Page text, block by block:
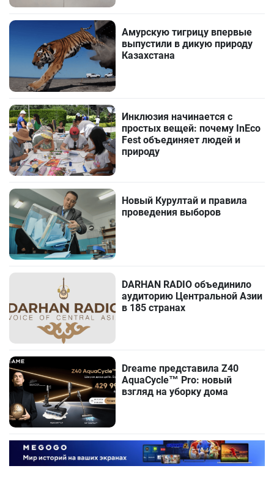
Амурскую тигрицу впервые
выпустили в дикую природу
Казахстана
Инклюзия начинается с
простых вещей: почему InEco
Fest объединяет людей и
природу
Новый Курултай и правила
проведения выборов
DARHAN RADIO объединило
аудиторию Центральной Азии
в 185 странах
Dreame представила Z40
AquaCycle™ Pro: новый
взгляд на уборку дома